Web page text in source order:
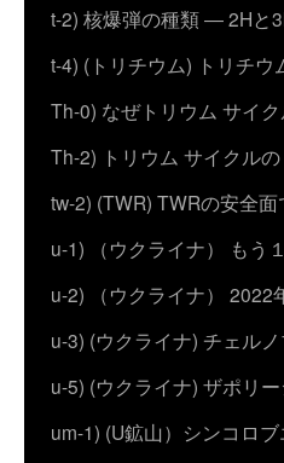
t-2) 核爆弾の種類 ― 2Hと
t-4) (トリチウム) トリチウ
Th-0) なぜトリウム サイ
Th-2) トリウム サイクル
tw-2) (TWR) TWRの安全
u-1) （ウクライナ） もう
u-2) （ウクライナ）
u-3) (ウクライナ) チェル
u-5) (ウクライナ) ザポリ
um-1) (U鉱山）シンコロ